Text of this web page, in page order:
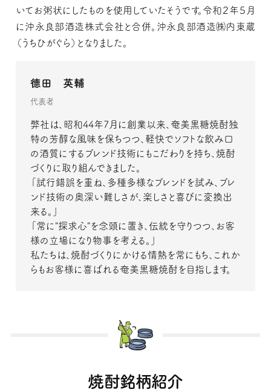
いてお粥状にしたものを使用していたそうです。令和２年５月
に沖永良部酒造株式会社と合併。沖永良部酒造㈱内東蔵
（うちひがぐら）となりました。
德田 英輔
代表者
弊社は、昭和44年7月に創業以来、奄美黒糖焼酎独
特の芳醇な風味を保ちつつ、軽快でソフトな飲み口
の酒質にするブレンド技術にもこだわりを持ち、焼酎
づくりに取り組んできました。
「試行錯誤を重ね、多種多様なブレンドを試み、ブレ
ンド技術の奥深い難しさが、楽しさと喜びに変換出
来る。」
「常に"探求心"を念頭に置き、伝統を守りつつ、お客
様の立場になり物事を考える。」
私たちは、焼酎づくりにかける情熱を常にもち、これか
らもお客様に喜ばれる奄美黒糖焼酎を目指します。
焼酎銘柄紹介